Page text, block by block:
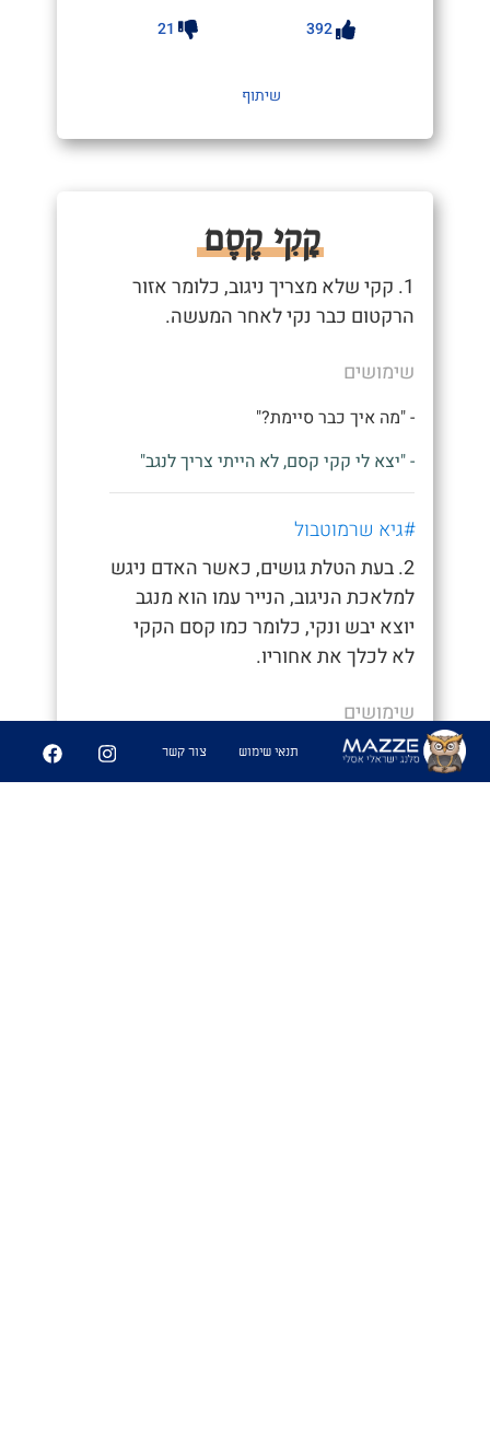
392
21
שיתוף
קָקִי קֶסֶם
1. קקי שלא מצריך ניגוב, כלומר אזור
הרקטום כבר נקי לאחר המעשה.
שימושים
- "מה איך כבר סיימת?"
- "יצא לי קקי קסם, לא הייתי צריך לנגב"
#גיא שרמוטבול
2. בעת הטלת גושים, כאשר האדם ניגש
למלאכת הניגוב, הנייר עמו הוא מנגב
יוצא יבש ונקי, כלומר כמו קסם הקקי
לא לכלך את אחוריו.
שימושים
- "איך סיימת ככה מהר, חשבתי כבר נאחר"
תנאי שימוש צור קשר